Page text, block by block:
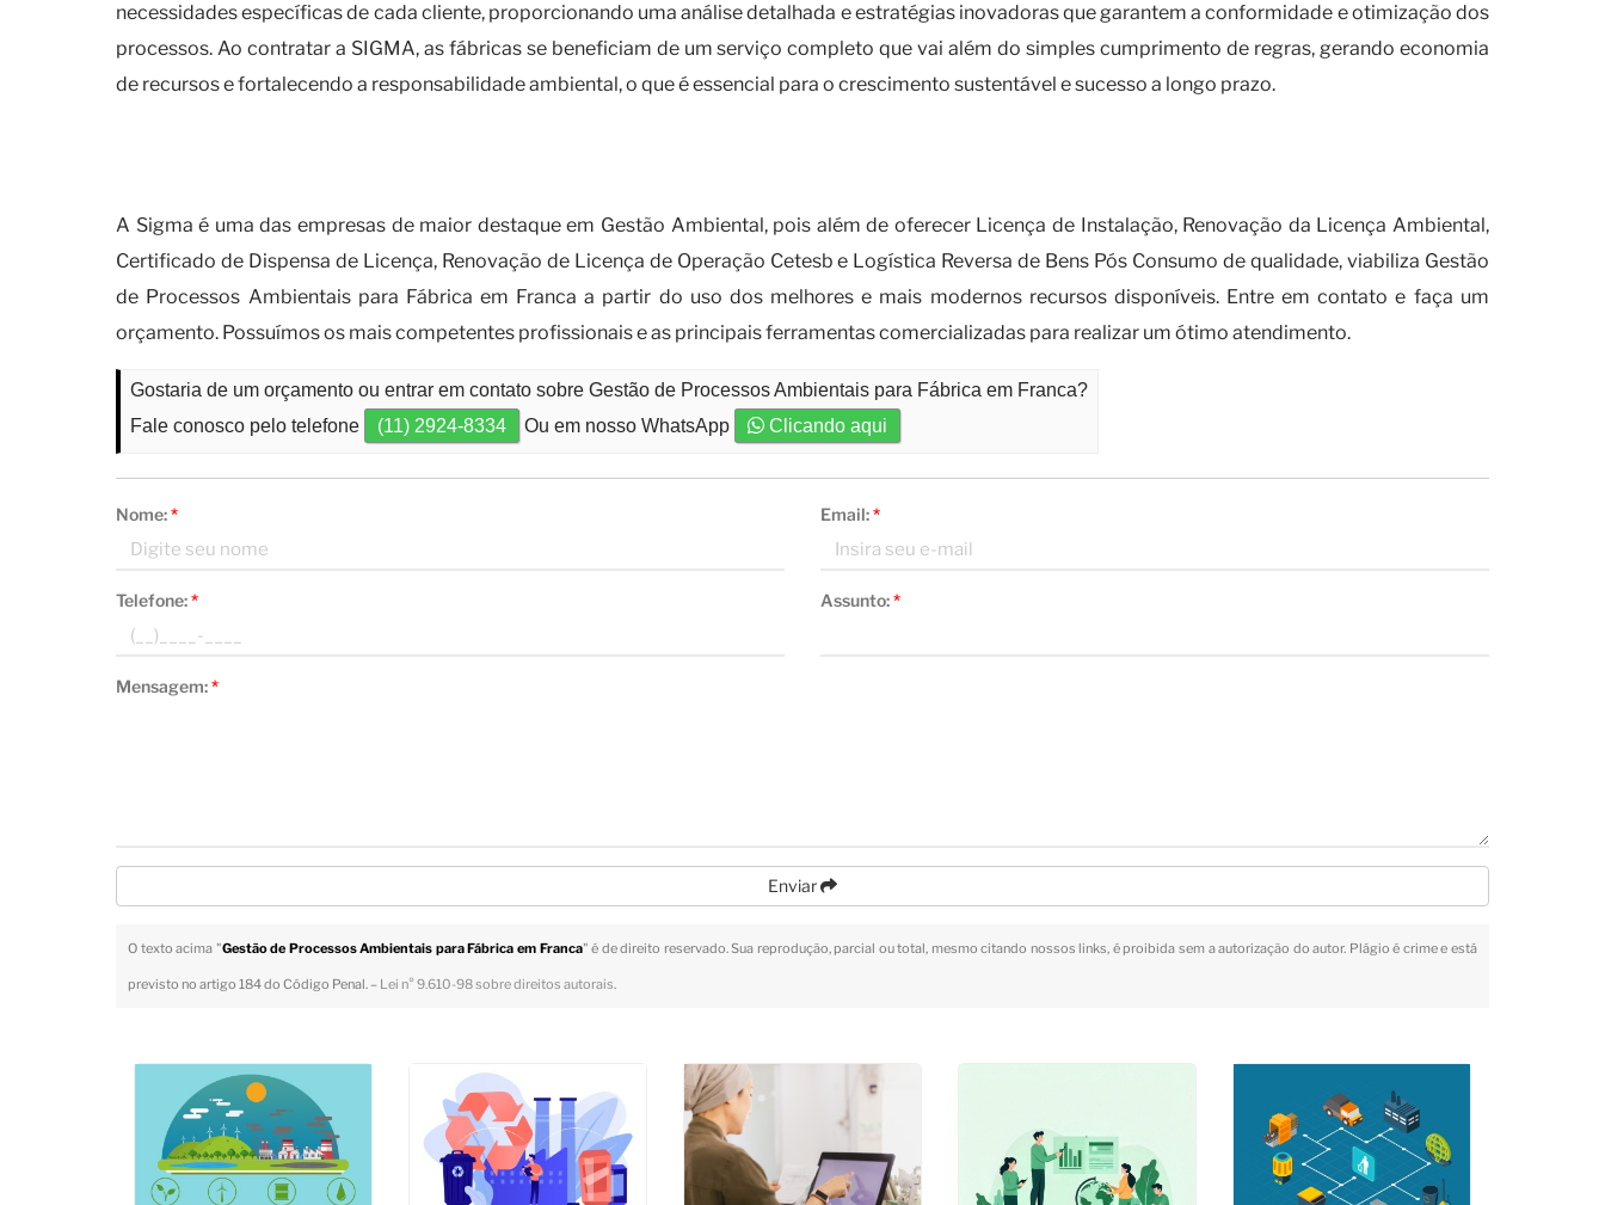
necessidades específicas de cada cliente, proporcionando uma análise detalhada e estratégias inovadoras que garantem a conformidade e otimização dos
processos. Ao contratar a SIGMA, as fábricas se beneficiam de um serviço completo que vai além do simples cumprimento de regras, gerando economia
de recursos e fortalecendo a responsabilidade ambiental, o que é essencial para o crescimento sustentável e sucesso a longo prazo.
A Sigma é uma das empresas de maior destaque em Gestão Ambiental, pois além de oferecer Licença de Instalação, Renovação da Licença Ambiental,
Certificado de Dispensa de Licença, Renovação de Licença de Operação Cetesb e Logística Reversa de Bens Pós Consumo de qualidade, viabiliza Gestão
de Processos Ambientais para Fábrica em Franca a partir do uso dos melhores e mais modernos recursos disponíveis. Entre em contato e faça um
orçamento. Possuímos os mais competentes profissionais e as principais ferramentas comercializadas para realizar um ótimo atendimento.
Gostaria de um orçamento ou entrar em contato sobre Gestão de Processos Ambientais para Fábrica em Franca?
Fale conosco pelo telefone
(11) 2924-8334 Ou em nosso WhatsApp Clicando aqui
Nome:* Email:*
Telefone:* Assunto:*
Mensagem:*
Enviar
O texto acima "Gestão de Processos Ambientais para Fábrica em Franca" é de direito reservado. Sua reprodução, parcial ou total, mesmo citando nossos links, é proibida sem a autorização do autor. Plágio é crime e está
previsto no artigo 184 do Código Penal. – Lei n° 9.610-98 sobre direitos autorais.